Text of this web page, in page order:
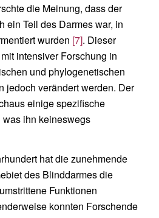
die Meinung, dass der
ein Teil des Darmes war, in
wurden [7]. Dieser
intensiver Forschung in
und phylogenetischen
jedoch verändert werden. Der
einige spezifische
ihn keineswegs
hat die zunehmende
des Blinddarmes die
Funktionen
konnten Forschende